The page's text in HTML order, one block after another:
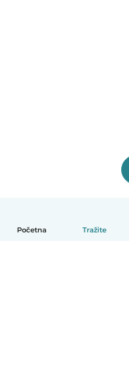
Početna Tražite